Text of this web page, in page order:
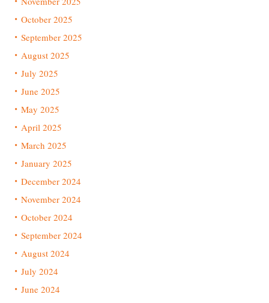
October 2025
September 2025
August 2025
July 2025
June 2025
May 2025
April 2025
March 2025
January 2025
December 2024
November 2024
October 2024
September 2024
August 2024
July 2024
June 2024